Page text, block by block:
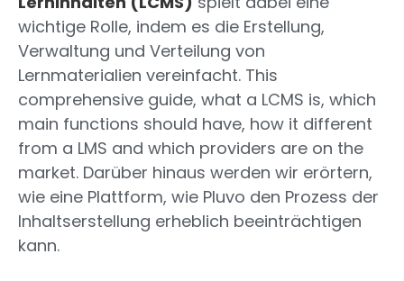
wichtige Rolle, indem es die Erstellung,
Verwaltung und Verteilung von
Lernmaterialien vereinfacht. This
comprehensive guide, what a LCMS is, which
main functions should have, how it different
from a LMS and which providers are on the
market. Darüber hinaus werden wir erörtern,
wie eine Plattform, wie Pluvo den Prozess der
Inhaltserstellung erheblich beeinträchtigen
kann.